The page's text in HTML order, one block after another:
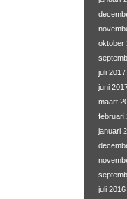
oktober
juli 2017
juni
maart
februari
januari
juli 2016